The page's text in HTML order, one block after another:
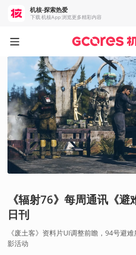
《辐射76》每周通讯《
日刊
《废土客》资料片UI调整前瞻，94号避
影活动
机核-探索热爱
下载 机核App 浏览更多精彩内容